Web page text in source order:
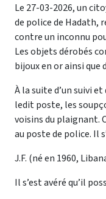
Le 27-03-2026, un
de police de Hadath,
contre un inconnu
Les objets dérobés
bijoux en or ainsi que
À la suite d’un suivi
ledit poste, les
voisins du plaignant.
au poste de police. Il
J.F. (né en 1960,
Il s’est avéré qu’il